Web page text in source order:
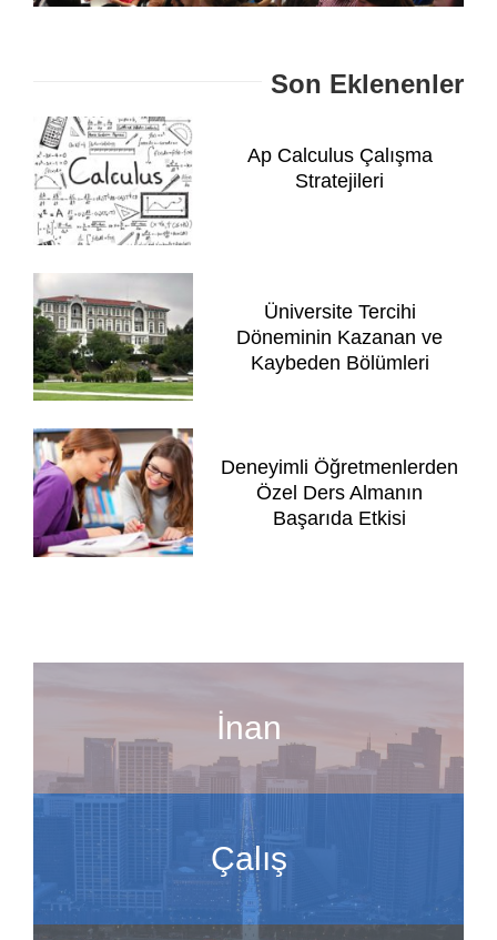
Son Eklenenler
Ap Calculus Çalışma
Stratejileri
Üniversite Tercihi
Döneminin Kazanan ve
Kaybeden Bölümleri
Deneyimli Öğretmenlerden
Özel Ders Almanın
Başarıda Etkisi
İnan
Çalış